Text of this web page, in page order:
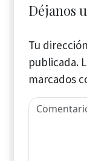
Déjanos
Tu
publicada.
marcados